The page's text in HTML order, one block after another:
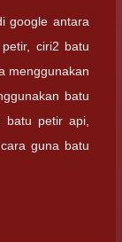
google antara
ciri2 batu
menggunakan
batu
petir api,
guna batu